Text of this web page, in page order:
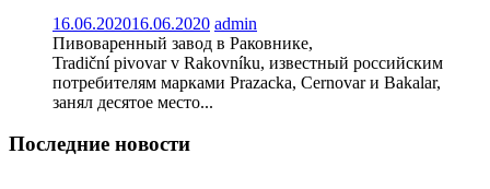
16.06.202016.06.2020 admin
Пивоваренный завод в Раковнике,
Tradiční pivovar v Rakovníku, известный российским
потребителям марками Prazacka, Cernovar и Bakalar,
занял десятое место...
Последние новости